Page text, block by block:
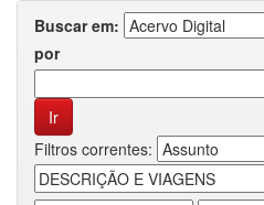
Buscar em:
por
Filtros correntes: